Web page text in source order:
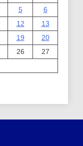
5
6
12
13
19
20
26
27